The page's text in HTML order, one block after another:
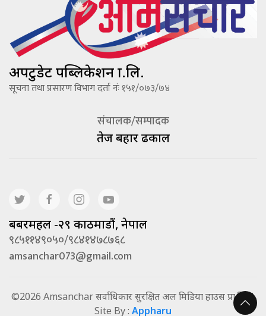
अपटुडेट पब्लिकेशन प्रा.लि.
सूचना तथा प्रसारण विभाग दर्ता नंः १५१/०७३/७४
संचालक/सम्पादक
तेज बहादूर ढकाल
बबरमहल -२९ काठमाडौं, नेपाल
९८५११४९०५०/९८४१४७८७६८
amsanchar073@gmail.com
©2026 Amsanchar सर्वाधिकार सुरक्षित अल मिडिया हाउस प्रा.लि. |
Site By : Appharu